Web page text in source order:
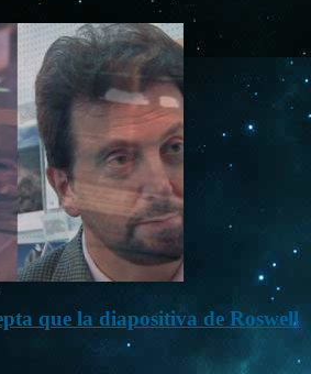
que la diapositiva de Roswell